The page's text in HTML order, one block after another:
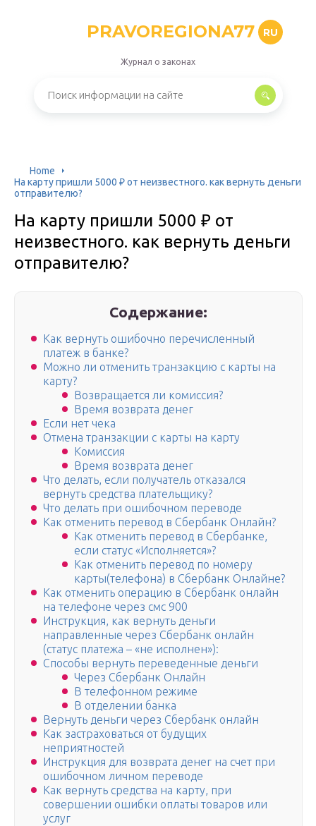
PRAVOREGIONA77 RU
Журнал о законах
Home
На карту пришли 5000 ₽ от неизвестного. как вернуть деньги
отправителю?
На карту пришли 5000 ₽ от
неизвестного. как вернуть деньги
отправителю?
Содержание:
Как вернуть ошибочно перечисленный
платеж в банке?
Можно ли отменить транзакцию с карты на
карту?
Возвращается ли комиссия?
Время возврата денег
Если нет чека
Отмена транзакции с карты на карту
Комиссия
Время возврата денег
Что делать, если получатель отказался
вернуть средства плательщику?
Что делать при ошибочном переводе
Как отменить перевод в Сбербанк Онлайн?
Как отменить перевод в Сбербанке,
если статус «Исполняется»?
Как отменить перевод по номеру
карты(телефона) в Сбербанк Онлайне?
Как отменить операцию в Сбербанк онлайн
на телефоне через смс 900
Инструкция, как вернуть деньги
направленные через Сбербанк онлайн
(статус платежа – «не исполнен»):
Способы вернуть переведенные деньги
Через Сбербанк Онлайн
В телефонном режиме
В отделении банка
Вернуть деньги через Сбербанк онлайн
Как застраховаться от будущих
неприятностей
Инструкция для возврата денег на счет при
ошибочном личном переводе
Как вернуть средства на карту, при
совершении ошибки оплаты товаров или
услуг